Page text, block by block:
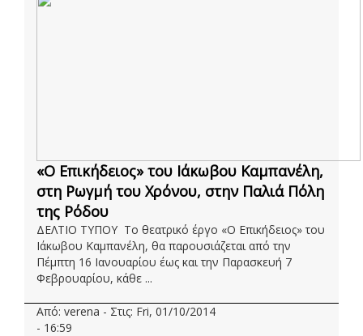
«Ο Επικήδειος» του Ιάκωβου Καμπανέλη,
στη Ρωγμή του Χρόνου, στην Παλιά Πόλη
της Ρόδου
ΔΕΛΤΙΟ ΤΥΠΟΥ Το θεατρικό έργο «Ο Επικήδειος» του
Ιάκωβου Καμπανέλη, θα παρουσιάζεται από την
Πέμπτη 16 Ιανουαρίου έως και την Παρασκευή 7
Φεβρουαρίου, κάθε ...
Από: verena - Στις: Fri, 01/10/2014
- 16:59